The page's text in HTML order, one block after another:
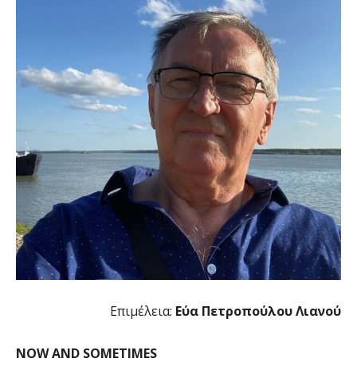
Επιμέλεια: Εύα Πετροπούλου Λιανού
NOW AND SOMETIMES